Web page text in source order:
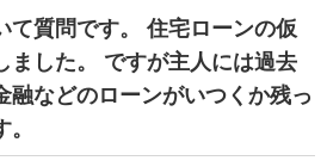
て質問です。 住宅ローンの仮
ました。 ですが主人には過去
融などのローンがいつくか残っ